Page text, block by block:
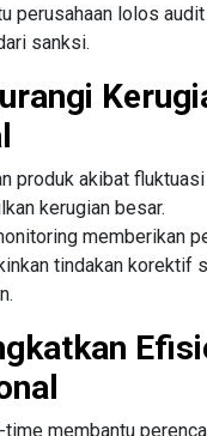
perusahaan lolos
sanksi.
produk akibat
kerugian besar.
memberikan
tindakan korektif
time membantu